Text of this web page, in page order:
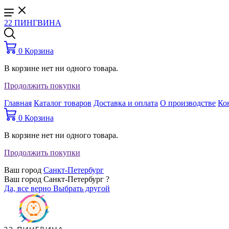
22 ПИНГВИНА
0 Корзина
В корзине нет ни одного товара.
Продолжить покупки
Главная Каталог товаров Доставка и оплата О производстве
0 Корзина
В корзине нет ни одного товара.
Продолжить покупки
Ваш город Санкт-Петербург
Ваш город Санкт-Петербург ?
Да, все верно Выбрать другой